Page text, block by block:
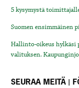
5 kysymystä
Suomen ensimmäinen
Hallinto-oikeus hylkäsi
valituksen.
SEURAA MEITÄ |